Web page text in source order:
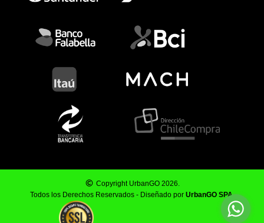
Copyright UrbanGO 2026.
Todos los Derechos Reservados - Diseñado por UrbanGO SPA.